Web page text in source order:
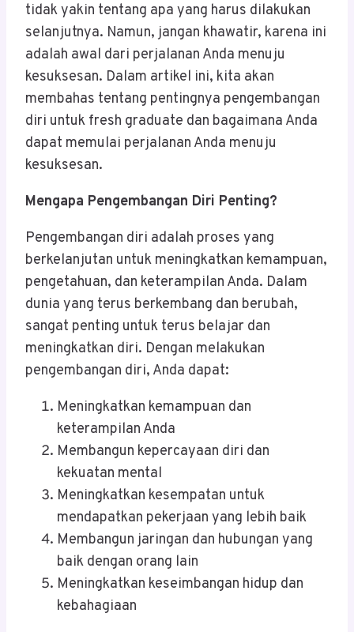
tidak yakin tentang apa yang harus dilakukan
selanjutnya. Namun, jangan khawatir, karena ini
adalah awal dari perjalanan Anda menuju
kesuksesan. Dalam artikel ini, kita akan
membahas tentang pentingnya pengembangan
diri untuk fresh graduate dan bagaimana Anda
dapat memulai perjalanan Anda menuju
kesuksesan.
Mengapa Pengembangan Diri Penting?
Pengembangan diri adalah proses yang
berkelanjutan untuk meningkatkan kemampuan,
pengetahuan, dan keterampilan Anda. Dalam
dunia yang terus berkembang dan berubah,
sangat penting untuk terus belajar dan
meningkatkan diri. Dengan melakukan
pengembangan diri, Anda dapat:
Meningkatkan kemampuan dan
keterampilan Anda
Membangun kepercayaan diri dan
kekuatan mental
Meningkatkan kesempatan untuk
mendapatkan pekerjaan yang lebih baik
Membangun jaringan dan hubungan yang
baik dengan orang lain
Meningkatkan keseimbangan hidup dan
kebahagiaan